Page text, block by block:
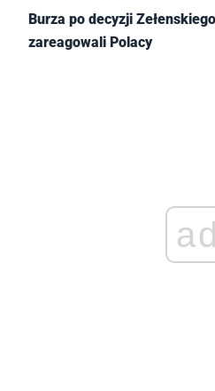
Burza po decyzji
zareagowali Polacy
ad